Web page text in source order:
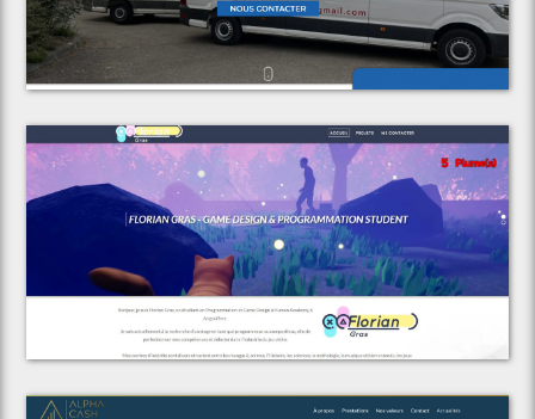
Voir le projet
ANH Solutions
Voir le projet
Florian Gras